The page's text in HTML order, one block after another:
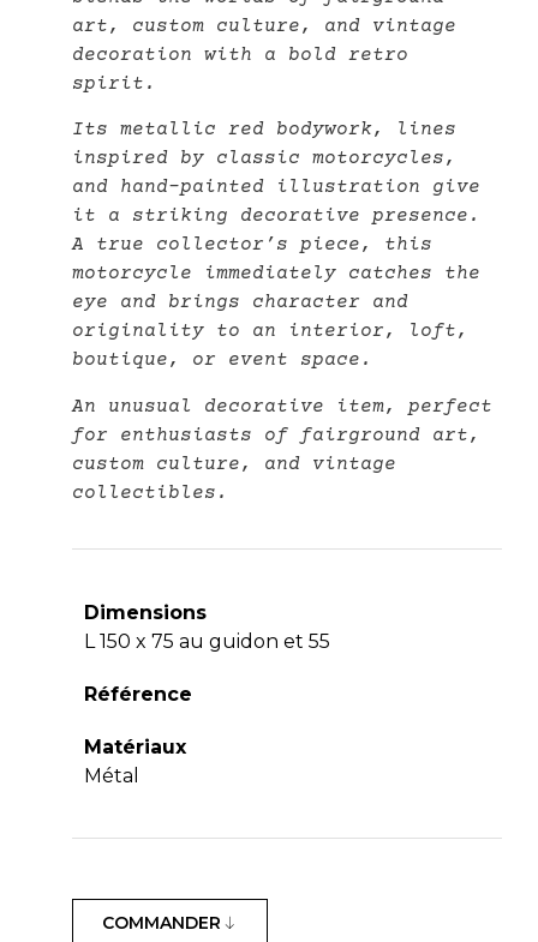
art, custom culture, and vintage
decoration with a bold retro
spirit.
Its metallic red bodywork, lines
inspired by classic motorcycles,
and hand-painted illustration give
it a striking decorative presence.
A true collector’s piece, this
motorcycle immediately catches the
eye and brings character and
originality to an interior, loft,
boutique, or event space.
An unusual decorative item, perfect
for enthusiasts of fairground art,
custom culture, and vintage
collectibles.
Dimensions
L 150 x 75 au guidon et 55
Référence
Matériaux
Métal
COMMANDER